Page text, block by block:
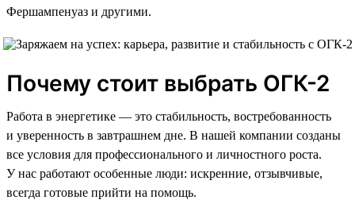
Фершампенуаз и другими.
Почему стоит выбрать ОГК-2
Работа в энергетике — это стабильность, востребованность
и уверенность в завтрашнем дне. В нашей компании созданы
все условия для профессионального и личностного роста.
У нас работают особенные люди: искренние, отзывчивые,
всегда готовые прийти на помощь.